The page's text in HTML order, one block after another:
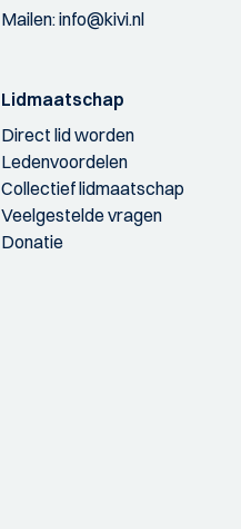
Mailen:info@kivi.nl
Lidmaatschap
Direct lid worden
Ledenvoordelen
Collectief lidmaatschap
Veelgestelde vragen
Donatie